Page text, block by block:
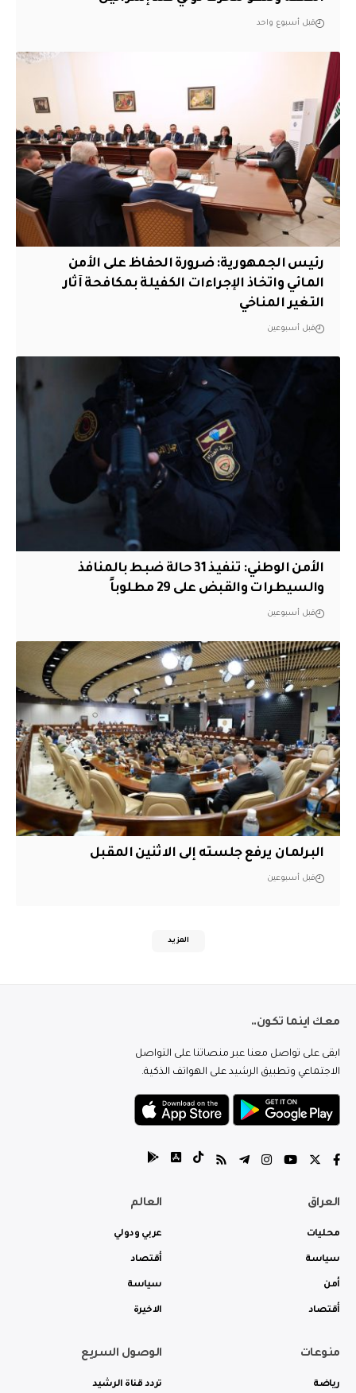
قبل أسبوع واحد
رئيس الجمهورية: ضرورة الحفاظ على الأمن
المائي واتخاذ الإجراءات الكفيلة بمكافحة آثار
التغير المناخي
قبل أسبوعين
الأمن الوطني: تنفيذ 31 حالة ضبط بالمنافذ
والسيطرات والقبض على 29 مطلوباً
قبل أسبوعين
البرلمان يرفع جلسته إلى الاثنين المقبل
قبل أسبوعين
المزيد
معك اينما تكون..
ابقى على تواصل معنا عبر منصاتنا على التواصل
الاجتماعي وتطبيق الرشيد على الهواتف الذكية.
العراق
محليات
سياسة
أمن
أقتصاد
العالم
عربي ودولي
أقتصاد
سياسة
الاخيرة
منوعات
رياضة
الوصول السريع
تردد قناة الرشيد